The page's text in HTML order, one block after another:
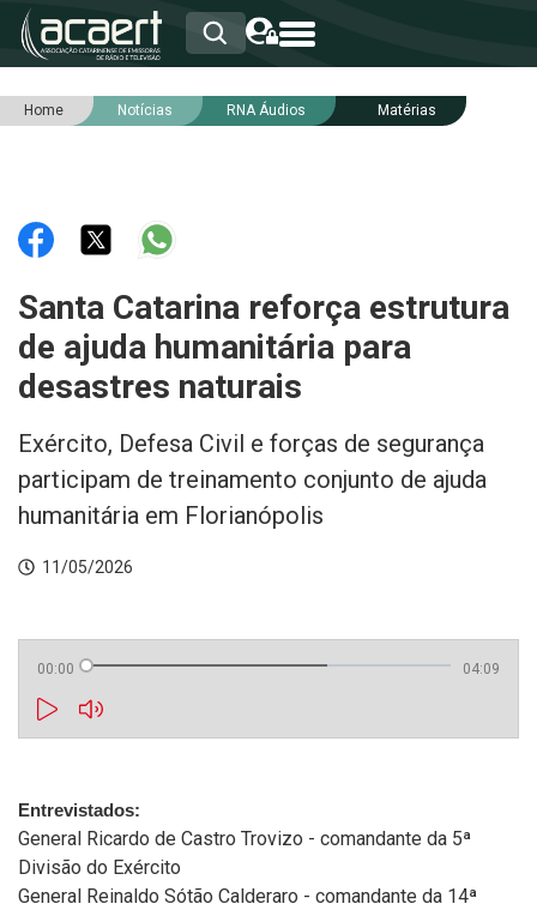
HOME
RNA
NOTÍCIAS
INTEGRIDADE
Home Notícias RNA Áudios Matérias
Santa Catarina reforça estrutura
de ajuda humanitária para
desastres naturais
Exército, Defesa Civil e forças de segurança
participam de treinamento conjunto de ajuda
humanitária em Florianópolis
11/05/2026
00:00 04:09
Entrevistados:
General Ricardo de Castro Trovizo - comandante da 5ª
Divisão do Exército
General Reinaldo Sótão Calderaro - comandante da 14ª